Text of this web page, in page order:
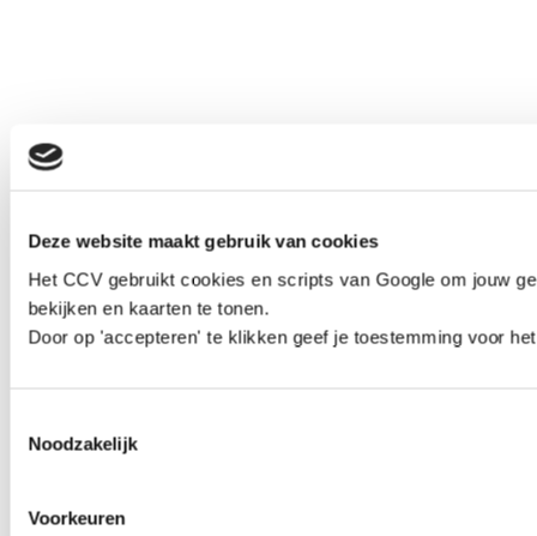
Deze website maakt gebruik van cookies
Het CCV gebruikt cookies en scripts van Google om jouw
bekijken en kaarten te tonen.
Door op 'accepteren' te klikken geef je toestemming voor
Noodzakelijk
Voorkeuren